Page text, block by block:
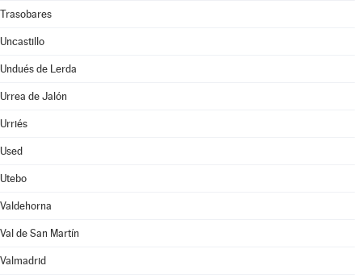
Trasobares
Uncastillo
Undués de Lerda
Urrea de Jalón
Urriés
Used
Utebo
Valdehorna
Val de San Martín
Valmadrid